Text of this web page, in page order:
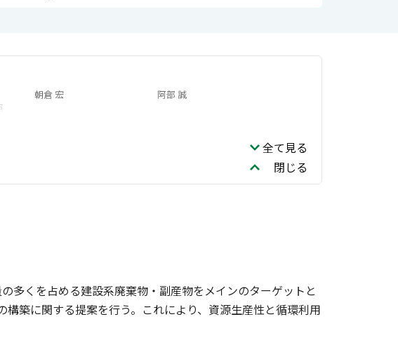
朝倉 宏 阿部 誠
全て見る
閉じる
多くを占める建設系廃棄物・副産物をメインのターゲットと
築に関する提案を行う。これにより、資源生産性と循環利用